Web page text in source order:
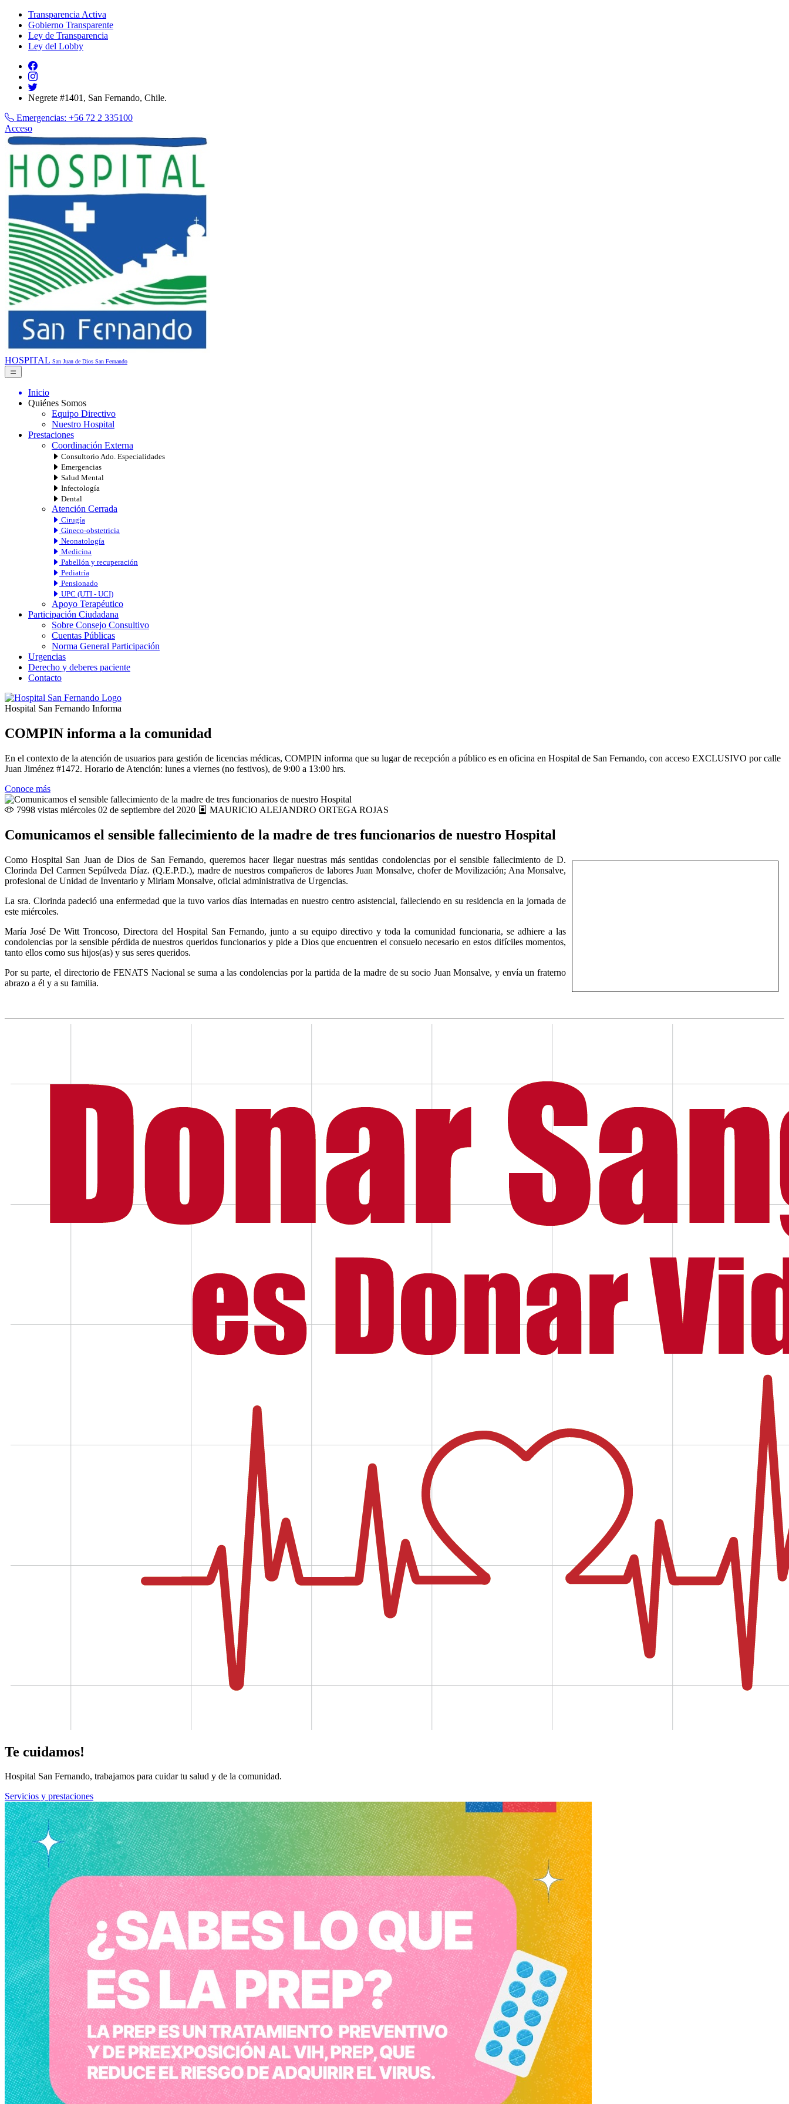
Transparencia Activa
Gobierno Transparente
Ley de Transparencia
Ley del Lobby
Negrete #1401, San Fernando, Chile.
Emergencias: +56 72 2 335100
Acceso
HOSPITAL San Juan de Dios San Fernando
Inicio
Quiénes Somos
Equipo Directivo
Nuestro Hospital
Prestaciones
Coordinación Externa
Consultorio Ado. Especialidades
Emergencias
Salud Mental
Infectología
Dental
Atención Cerrada
Cirugía
Gineco-obstetricia
Neonatología
Medicina
Pabellón y recuperación
Pediatría
Pensionado
UPC (UTI - UCI)
Apoyo Terapéutico
Participación Ciudadana
Sobre Consejo Consultivo
Cuentas Públicas
Norma General Participación
Urgencias
Derecho y deberes paciente
Contacto
Hospital San Fernando Informa
COMPIN informa a la comunidad
En el contexto de la atención de usuarios para gestión de licencias médicas, COMPIN informa que su lugar de recepción a público es en oficina en Hospital de San Fernando, con acceso EXCLUSIVO por calle
Juan Jiménez #1472. Horario de Atención: lunes a viernes (no festivos), de 9:00 a 13:00 hrs.
Conoce más
7998 vistas miércoles 02 de septiembre del 2020 MAURICIO ALEJANDRO ORTEGA ROJAS
Comunicamos el sensible fallecimiento de la madre de tres funcionarios de nuestro Hospital
Como Hospital San Juan de Dios de San Fernando, queremos hacer llegar nuestras más sentidas condolencias por el sensible fallecimiento de D.
Clorinda Del Carmen Sepúlveda Díaz. (Q.E.P.D.), madre de nuestros compañeros de labores Juan Monsalve, chofer de Movilización; Ana Monsalve,
profesional de Unidad de Inventario y Miriam Monsalve, oficial administrativa de Urgencias.
La sra. Clorinda padeció una enfermedad que la tuvo varios días internadas en nuestro centro asistencial, falleciendo en su residencia en la jornada de
este miércoles.
María José De Witt Troncoso, Directora del Hospital San Fernando, junto a su equipo directivo y toda la comunidad funcionaria, se adhiere a las
condolencias por la sensible pérdida de nuestros queridos funcionarios y pide a Dios que encuentren el consuelo necesario en estos difíciles momentos,
tanto ellos como sus hijos(as) y sus seres queridos.
Por su parte, el directorio de FENATS Nacional se suma a las condolencias por la partida de la madre de su socio Juan Monsalve, y envía un fraterno
abrazo a él y a su familia.
Te cuidamos!
Hospital San Fernando, trabajamos para cuidar tu salud y de la comunidad.
Servicios y prestaciones